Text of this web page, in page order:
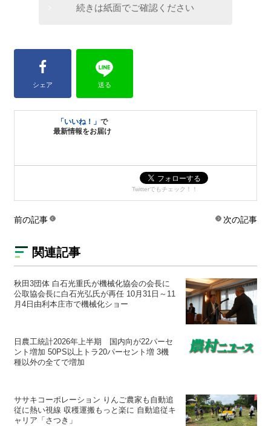
続きは紙面でご確認ください
シェア 送る
「いいね！」で
最新情報をお届け
Twitterでもチェック！！
前の記事 次の記事
関連記事
秋田3団体 白石光重氏が機械化協会の会長に
公取協会長に白石光弘氏が再任 10月31日～11
月4日由利本庄市で機械化ショー
日農工統計2026年上半期 国内向が22パーセ
ント増加 50PS以上トラ20パーセント増 3機
種以外の全てで増加
ササキコーポレーション りんご農家も自動追
従に熱い視線 収穫運搬もっと楽に 自動追従キ
ャリア「さつき」